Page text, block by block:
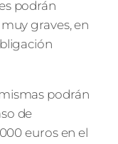
podrán
graves, en
podrán
de
euros en el